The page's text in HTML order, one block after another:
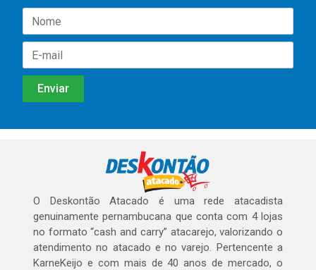
O Deskontão Atacado é uma rede atacadista
genuinamente pernambucana que conta com 4 lojas
no formato “cash and carry” atacarejo, valorizando o
atendimento no atacado e no varejo. Pertencente a
KarneKeijo e com mais de 40 anos de mercado, o